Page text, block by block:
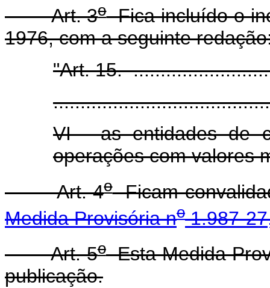
Art. 3oFica incluído o
1976, com a seguinte
"Art. 15.
VI - as entidades de
operações com valores
Art. 4oFicam
Medida Provisória no1.987-
Art. 5oEsta Medida
publicação.